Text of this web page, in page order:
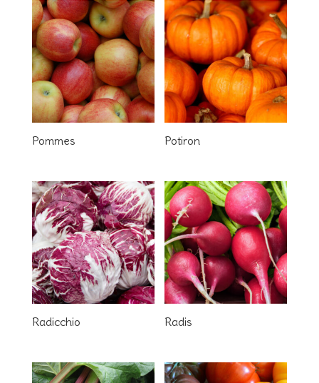
Pommes Potiron
Radicchio Radis